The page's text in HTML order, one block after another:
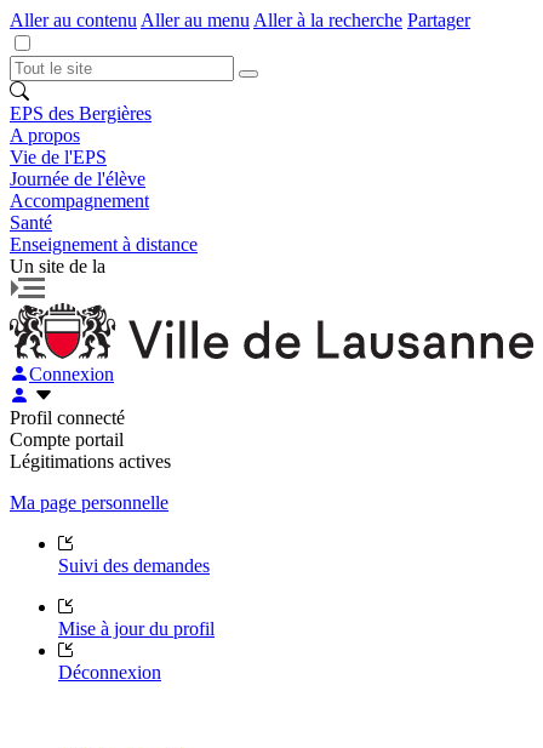
Aller au contenu Aller au menu Aller à la recherche Partager
EPS des Bergières
A propos
Vie de l'EPS
Journée de l'élève
Accompagnement
Santé
Enseignement à distance
Un site de la
Connexion
Profil connecté
Compte portail
Légitimations actives
Ma page personnelle
Suivi des demandes
Mise à jour du profil
Déconnexion